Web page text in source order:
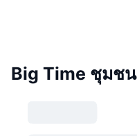
Big Time ชุมชน